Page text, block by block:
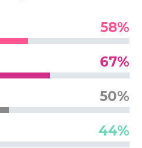
58%
67%
50%
44%